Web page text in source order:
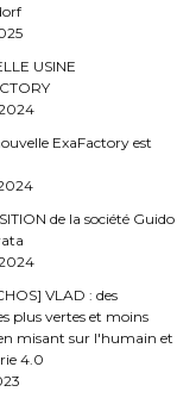
USINE
ExaFactory est
de la société Guido
VLAD : des
plus vertes et moins
misant sur l'humain et
4.0